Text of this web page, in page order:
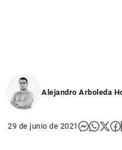
Alejandro Arboleda
29 de junio de 2021